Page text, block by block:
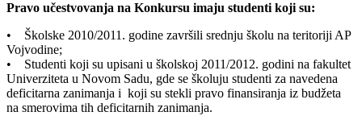
Pravo učestvovanja na Konkursu imaju studenti koji su:
• Školske 2010/2011. godine završili srednju školu na teritoriji AP
Vojvodine;
• Studenti koji su upisani u školskoj 2011/2012. godini na fakultet
Univerziteta u Novom Sadu, gde se školuju studenti za navedena
deficitarna zanimanja i koji su stekli pravo finansiranja iz budžeta
na smerovima tih deficitarnih zanimanja.